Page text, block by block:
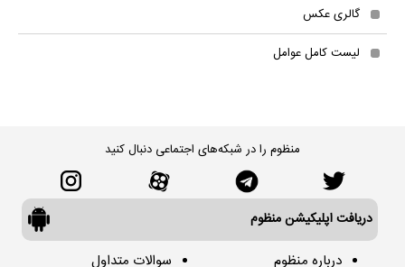
گالری عکس
لیست کامل عوامل
منظوم را در شبکه‌های اجتماعی دنبال کنید
دریافت اپلیکیشن منظوم
درباره منظوم سوالات متداول